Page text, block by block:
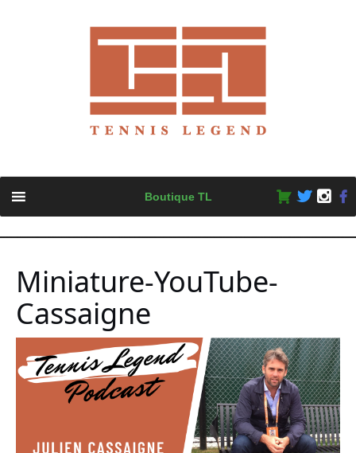
content
Boutique TL
Miniature-YouTube-
Cassaigne